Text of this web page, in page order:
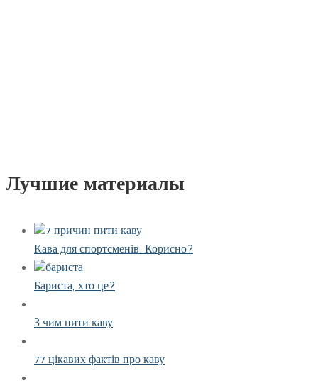
Лучшие материалы
Кава для спортсменів. Корисно?
Бариста, хто це?
З чим пити каву
77 цікавих фактів про каву